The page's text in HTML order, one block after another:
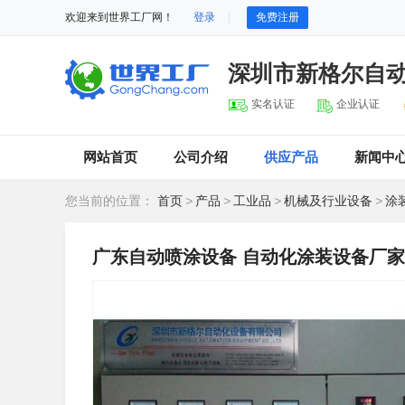
欢迎来到世界工厂网！ 登录 免费注册
深圳市新格尔自
实名认证 企业认证
网站首页 公司介绍 供应产品 新闻中
您当前的位置： 首页 > 产品 > 工业品 >机械及行业设备 >涂
广东自动喷涂设备 自动化涂装设备厂